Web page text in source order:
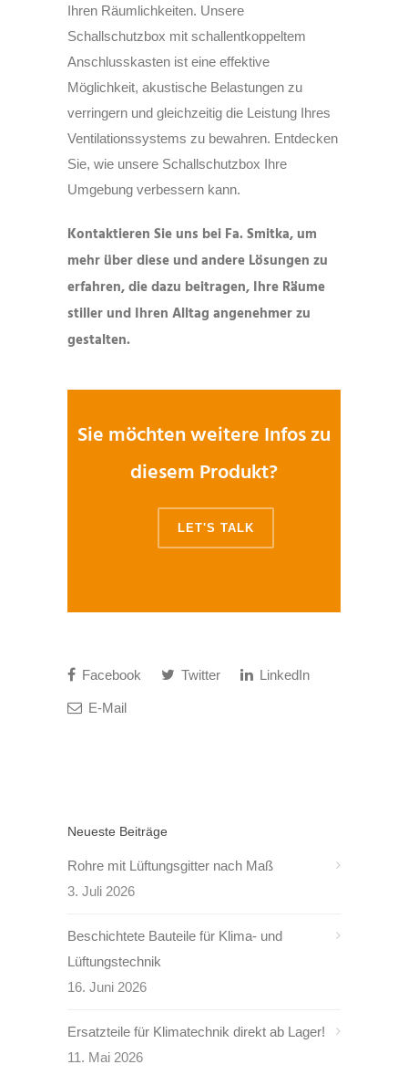
Ihren Räumlichkeiten. Unsere
Schallschutzbox mit schallentkoppeltem
Anschlusskasten ist eine effektive
Möglichkeit, akustische Belastungen zu
verringern und gleichzeitig die Leistung Ihres
Ventilationssystems zu bewahren. Entdecken
Sie, wie unsere Schallschutzbox Ihre
Umgebung verbessern kann.
Kontaktieren Sie uns bei Fa. Smitka, um
mehr über diese und andere Lösungen zu
erfahren, die dazu beitragen, Ihre Räume
stiller und Ihren Alltag angenehmer zu
gestalten.
Sie möchten weitere Infos zu
diesem Produkt?
LET'S TALK
Facebook Twitter LinkedIn
E-Mail
Neueste Beiträge
Rohre mit Lüftungsgitter nach Maß
3. Juli 2026
Beschichtete Bauteile für Klima- und
Lüftungstechnik
16. Juni 2026
Ersatzteile für Klimatechnik direkt ab Lager!
11. Mai 2026